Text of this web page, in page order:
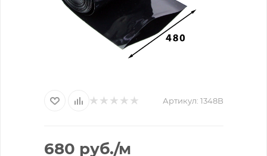
Артикул: 1348B
680 руб./м